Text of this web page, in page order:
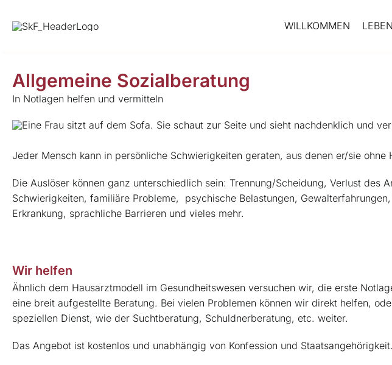
WILLKOMMEN
Allgemeine Sozialberatung
In Notlagen helfen und vermitteln
Jeder Mensch kann in persönliche Schwierigkeiten geraten, aus denen er/sie ohne
Die Auslöser können ganz unterschiedlich sein: Trennung/Scheidung, Verlust des
Schwierigkeiten, familiäre Probleme, psychische Belastungen,
Erkrankung, sprachliche Barrieren und vieles mehr.
Wir helfen
Ähnlich dem Hausarztmodell im Gesundheitswesen versuchen wir, die erste
eine breit aufgestellte Beratung. Bei vielen Problemen können wir direkt helfen,
speziellen Dienst, wie der Suchtberatung, Schuldnerberatung, etc. weiter.
Das Angebot ist kostenlos und unabhängig von Konfession und Staatsangehörigkeit.